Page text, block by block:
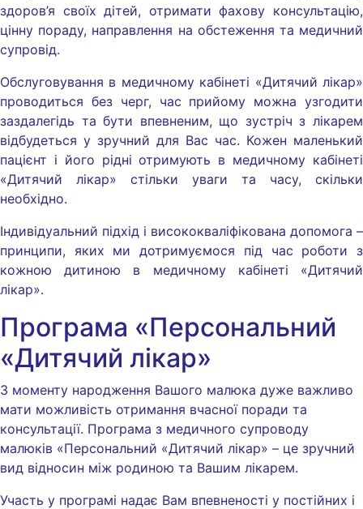
здоров’я своїх дітей, отримати фахову консультацію,
цінну пораду, направлення на обстеження та медичний
супровід.
Обслуговування в медичному кабінеті «Дитячий лікар»
проводиться без черг, час прийому можна узгодити
заздалегідь та бути впевненим, що зустріч з лікарем
відбудеться у зручний для Вас час. Кожен маленький
пацієнт і його рідні отримують в медичному кабінеті
«Дитячий лікар» стільки уваги та часу, скільки
необхідно.
Індивідуальний підхід і висококваліфікована допомога –
принципи, яких ми дотримуємося під час роботи з
кожною дитиною в медичному кабінеті «Дитячий
лікар».
Програма «Персональний
«Дитячий лікар»
З моменту народження Вашого малюка дуже важливо
мати можливість отримання вчасної поради та
консультації. Програма з медичного супроводу
малюків «Персональний «Дитячий лікар» – це зручний
вид відносин між родиною та Вашим лікарем.
Участь у програмі надає Вам впевненості у постійних і